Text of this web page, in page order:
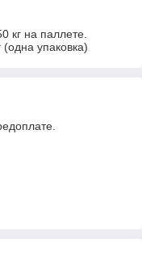
кг на паллете.
упаковка)